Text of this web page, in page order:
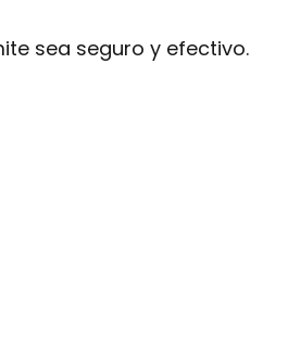
sea seguro y efectivo.